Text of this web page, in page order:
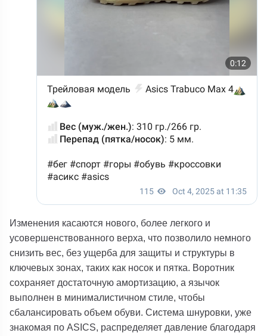
Изменения касаются нового, более легкого и
усовершенствованного верха, что позволило немного
снизить вес, без ущерба для защиты и структуры в
ключевых зонах, таких как носок и пятка. Воротник
сохраняет достаточную амортизацию, а язычок
выполнен в минималистичном стиле, чтобы
сбалансировать объем обуви. Система шнуровки, уже
знакомая поASICS, распределяет давление благодаря